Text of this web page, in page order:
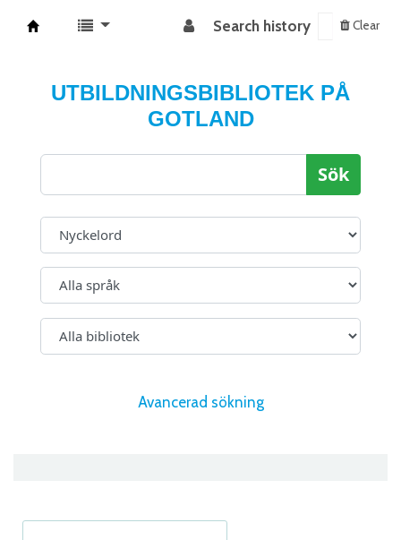
Search history Clear
UTBILDNINGSBIBLIOTEK PÅ
GOTLAND
Sök
Avancerad sökning